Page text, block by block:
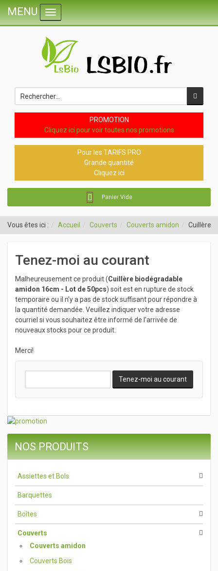
PROMOTION
Cliquez ici pour voir toutes nos promotions
Pour les TARIFS PRO
Grande quantité
Cliquez ici
Panier Vide
MENU Toggle navigation
Vous êtes ici : Accueil Couverts Couverts amidon Cuillère
Tenez-moi au courant
Malheureusement ce produit (Cuillère biodégradable
amidon 16cm - Lot de 50pcs) soit est en rupture de stock
temporaire ou il n'y a pas de stock suffisant pour répondre à
la quantité demandée. Veuillez indiquer votre adresse
courriel si vous souhaitez être informé de l'arrivée de
nouveaux stocks pour ce produit.
Merci!
NOS PRODUITS
Assiettes et Bols
Barquettes
Boîtes
Couverts
Couverts amidon
Couverts Bois